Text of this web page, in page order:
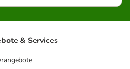
& Services